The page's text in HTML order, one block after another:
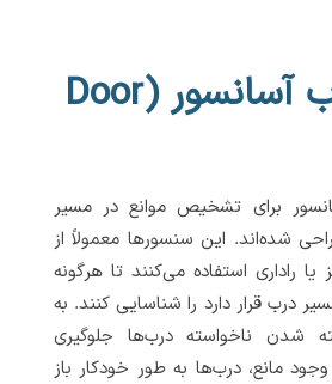
سنسور درب آسانسور (Door
برای تشخیص موانع در مسیر
شده‌اند. این سنسورها معمولاً از
یا راداری استفاده می‌کنند تا هرگونه
درب قرار دارد را شناسایی کنند. به
شدن ناخواسته درب‌ها جلوگیری
مانع، درب‌ها به طور خودکار باز